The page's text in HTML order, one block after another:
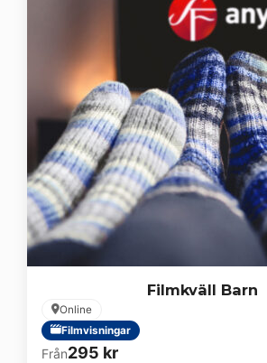
Filmkväll Barn
Online
Filmvisningar
Från295 kr